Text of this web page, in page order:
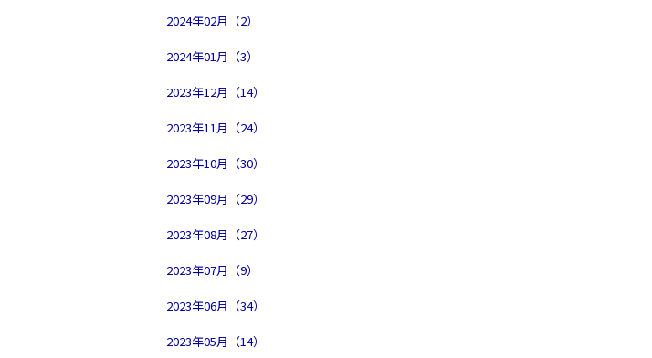
2024年02月（2）
2024年01月（3）
2023年12月（14）
2023年11月（24）
2023年10月（30）
2023年09月（29）
2023年08月（27）
2023年07月（9）
2023年06月（34）
2023年05月（14）